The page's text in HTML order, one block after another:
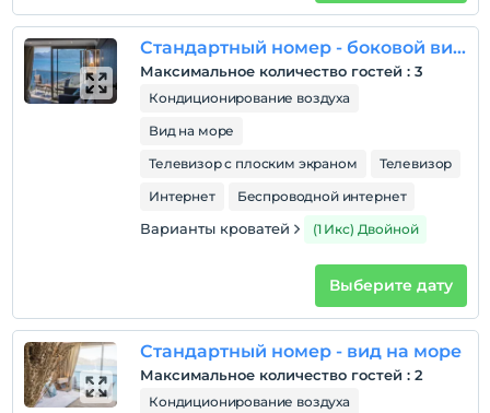
Расположение
Объект, который является частью района Мармарис,
расположен на берегу моря, в 95 км от аэропорта
Показать на
карте
Зарегистрироваться
Через 14:00
Время выезда
До 12:00
Стандартный номер - боковой вид на море
Максимальное количество гостей : 3
Кондиционирование воздуха
Вид на море
Телевизор с плоским экраном
Телевизор
Интернет
Беспроводной интернет
Варианты кроватей (1 Икс) Двойной
Выберите дату
Стандартный номер - вид на море
Максимальное количество гостей : 2
Кондиционирование воздуха